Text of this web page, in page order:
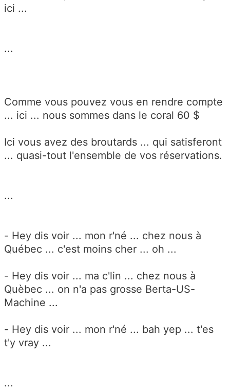
ici ...
...
Comme vous pouvez vous en rendre compte
... ici ... nous sommes dans le coral 60 $
Ici vous avez des broutards ... qui satisferont
... quasi-tout l'ensemble de vos réservations.
...
- Hey dis voir ... mon r'né ... chez nous à
Québec ... c'est moins cher ... oh ...
- Hey dis voir ... ma c'lin ... chez nous à
Quèbec ... on n'a pas grosse Berta-US-
Machine ...
- Hey dis voir ... mon r'né ... bah yep ... t'es
t'y vray ...
...